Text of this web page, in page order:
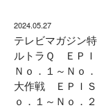
2024.05.27
テレビマガジン
ルトラＱ ＥＰ
Ｎｏ．１～Ｎｏ
大作戦 ＥＰＩ
ｏ．１～Ｎｏ．